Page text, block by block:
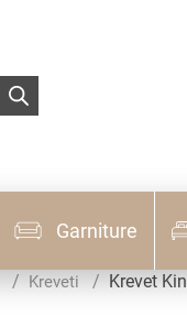
Garniture
Kreveti Krevet